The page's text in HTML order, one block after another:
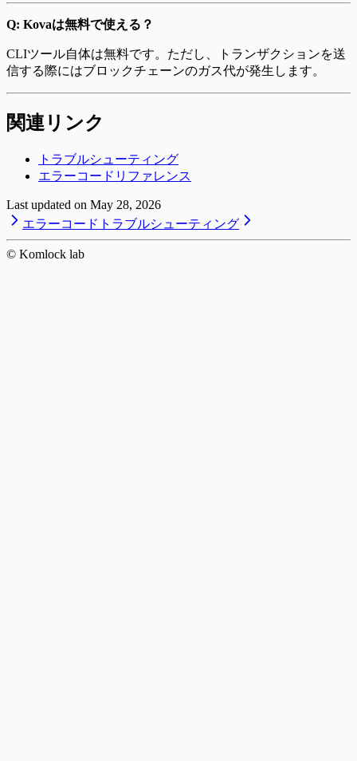
Q: Kovaは無料で使える？
CLIツール自体は無料です。ただし、トランザクションを送
信する際にはブロックチェーンのガス代が発生します。
関連リンク
トラブルシューティング
エラーコードリファレンス
Last updated on May 28, 2026
エラーコード トラブルシューティング
© Komlock lab